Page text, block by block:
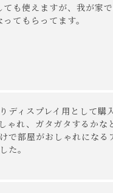
前での引渡しとなります
み立てサービスは行って
状況により、お客様に
の送料をお選び頂き、ご
・組み立て・設置を行う
お客様のお部屋までお
金引換はご利用頂けませ
境によっては、掲載の画
ても使えますが、我が家
てもらってます。
ディスプレイ用として購入
ゃれ、ガタガタするかな
で部屋がおしゃれになる
た。